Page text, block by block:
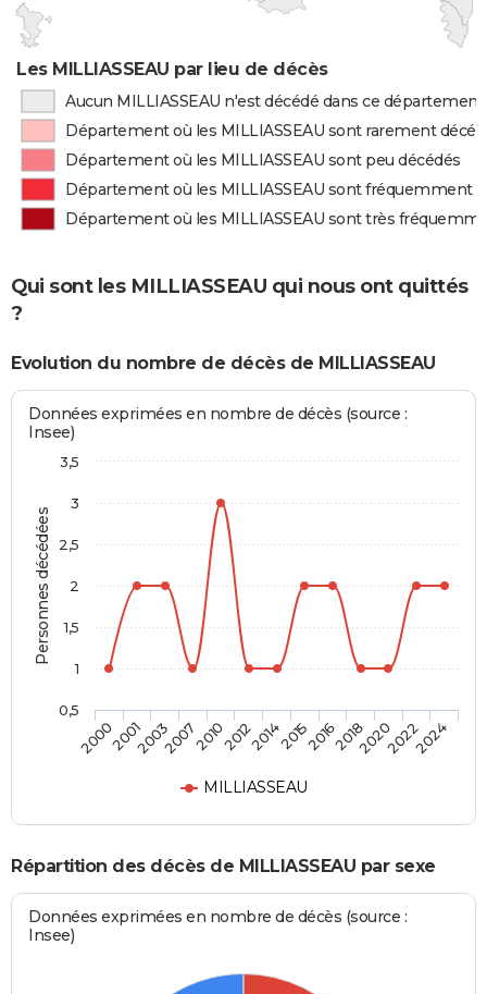
Les MILLIASSEAU par lieu de décès
Aucun MILLIASSEAU n'est décédé dans ce département
Département où les MILLIASSEAU sont rarement
Département où les MILLIASSEAU sont peu décédés
Département où les MILLIASSEAU sont fréquemment
Département où les MILLIASSEAU sont très
Qui sont les MILLIASSEAU qui nous ont quittés
?
Evolution du nombre de décès de MILLIASSEAU
Personnes décédées
Données exprimées en nombre de décès (source :
Insee)
MILLIASSEAU
2000200120032007201020122014201520162018202020222024
0,5
1
1,5
2
2,5
3
3,5
Répartition des décès de MILLIASSEAU par sexe
Données exprimées en nombre de décès (source :
Insee)